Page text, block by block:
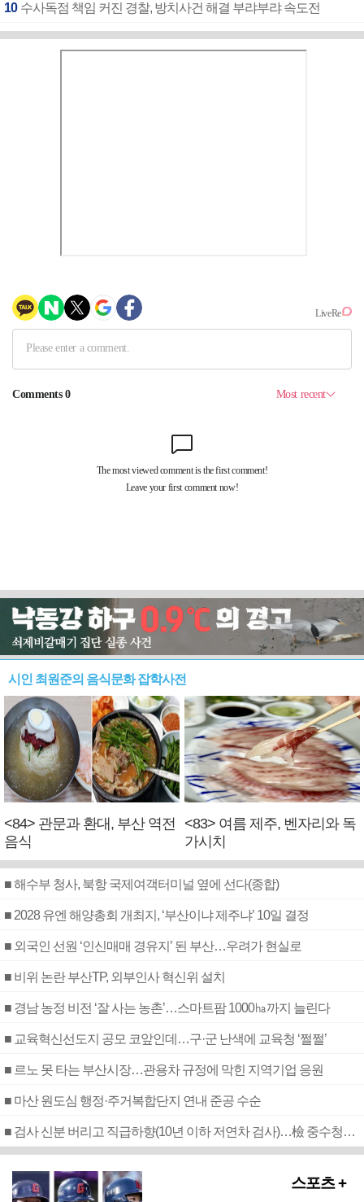
10 수사독점 책임 커진 경찰, 방치사건 해결 부랴부랴 속도전
시인 최원준의 음식문화 잡학사전
<84> 관문과 환대, 부산 역전
음식
<83> 여름 제주, 벤자리와 독
가시치
■ 해수부 청사, 북항 국제여객터미널 옆에 선다(종합)
■ 2028 유엔 해양총회 개최지, ‘부산이냐 제주냐’ 10일 결정
■ 외국인 선원 ‘인신매매 경유지’ 된 부산…우려가 현실로
■ 비위 논란 부산TP, 외부인사 혁신위 설치
■ 경남 농정 비전 ‘잘 사는 농촌’…스마트팜 1000㏊까지 늘린다
■ 교육혁신선도지 공모 코앞인데…구·군 난색에 교육청 ‘쩔쩔’
■ 르노 못 타는 부산시장…관용차 규정에 막힌 지역기업 응원
■ 마산 원도심 행정·주거복합단지 연내 준공 수순
■ 검사 신분 버리고 직급하향(10년 이하 저연차 검사)…檢 중수청행 기피
스포츠 +